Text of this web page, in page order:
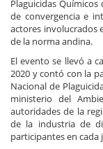
Plaguicidas Químicos
de convergencia e
actores involucrados
de la norma andina.
El evento se llevó a
2020 y contó con la
Nacional de
ministerio del
autoridades de la
de la industria de
participantes en cada